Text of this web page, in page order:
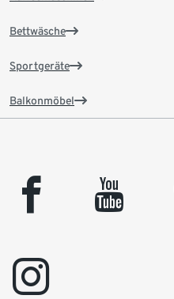
Bettwäsche
Sportgeräte
Balkonmöbel
facebook youtube
instagram